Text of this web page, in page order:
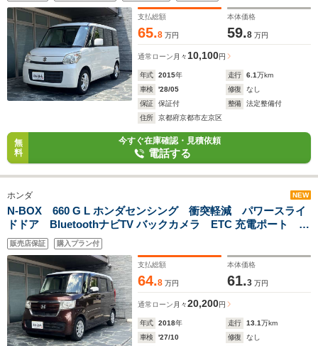
支払総額
65.8 万円
本体価格
59.8 万円
通常ローン 月々 10,100円
年式 2015年 走行 6.1万km
車検
'28/05 修復
なし
保証
保証付 整備
法定整備付
住所
京都府京都市左京区
無
料
今すぐ在庫確認・見積依頼
電話する
ホンダ NEW
N-BOX 660 G L ホンダセンシング 衝突軽減 パワースライ
ドドア BluetoothナビTV バックカメラ ETC 充電ポート ス
タッドレスタイヤ スマートキー×2 LEDヘッドライト
販売店保証 購入プラン付
支払総額
64.8 万円
本体価格
61.3 万円
通常ローン 月々20,200円
年式 2018年 走行 13.1万km
車検
'27/10 修復
なし